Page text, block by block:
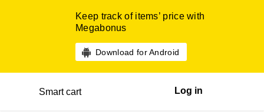
Keep track of items’ price with
Megabonus
Download for Android
Smart cart Log in